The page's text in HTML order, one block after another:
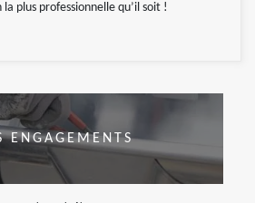
plus professionnelle qu’il soit !
ENGAGEMENTS